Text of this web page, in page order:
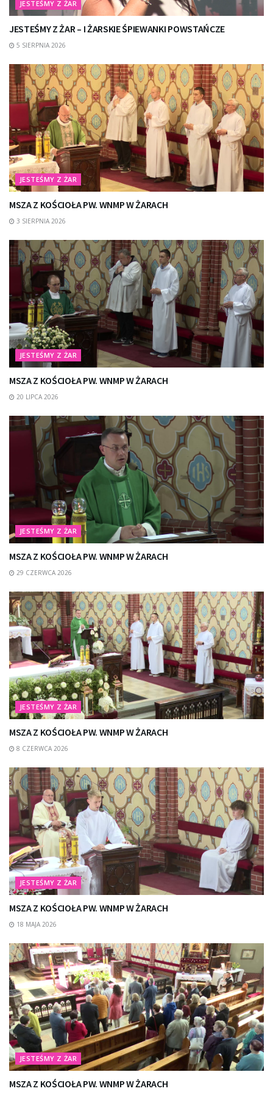
JESTEŚMY Z ŻAR
JESTEŚMY Z ŻAR – I ŻARSKIE ŚPIEWANKI POWSTAŃCZE
5 SIERPNIA 2026
JESTEŚMY Z ŻAR
MSZA Z KOŚCIOŁA PW. WNMP W ŻARACH
3 SIERPNIA 2026
JESTEŚMY Z ŻAR
MSZA Z KOŚCIOŁA PW. WNMP W ŻARACH
20 LIPCA 2026
JESTEŚMY Z ŻAR
MSZA Z KOŚCIOŁA PW. WNMP W ŻARACH
29 CZERWCA 2026
JESTEŚMY Z ŻAR
MSZA Z KOŚCIOŁA PW. WNMP W ŻARACH
8 CZERWCA 2026
JESTEŚMY Z ŻAR
MSZA Z KOŚCIOŁA PW. WNMP W ŻARACH
18 MAJA 2026
JESTEŚMY Z ŻAR
MSZA Z KOŚCIOŁA PW. WNMP W ŻARACH